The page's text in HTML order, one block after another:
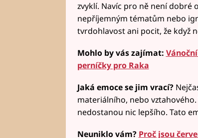
zvyklí. Navíc pro ně není dobré
nepříjemným tématům nebo
tvrdohlavost ani pocit, že když
Mohlo by vás zajímat:
perníčky pro Raka
Jaká emoce se jim vrací?
materiálního, nebo
nedostanou nic lepšího. Tato
Neuniklo vám? Proč jsou